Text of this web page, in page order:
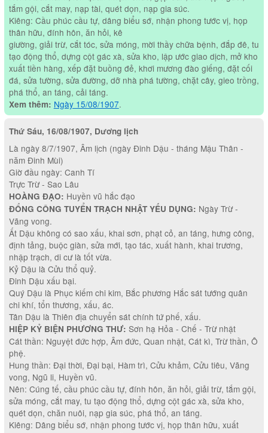
tắm gội, cắt may, nạp tài, quét dọn, nạp gia súc.
Kiêng: Cầu phúc cầu tự, dâng biểu sớ, nhận phong tước vị, họp
thân hữu, đính hôn, ăn hỏi, kê
giường, giải trừ, cắt tóc, sửa móng, mời thầy chữa bệnh, đắp đê, tu
tạo động thổ, dựng cột gác xà, sửa kho, lập ước giao dịch, mở kho
xuất tiền hàng, xếp đặt buồng đẻ, khơi mương đào giếng, đặt cối
đá, sửa tường, sửa đường, dỡ nhà phá tường, chặt cây, gieo trồng,
phá thổ, an táng, cải táng.
Xem thêm: Ngày 15/08/1907.
Thứ Sáu, 16/08/1907, Dương lịch
Là ngày 8/7/1907, Âm lịch (ngày Đinh Dậu - tháng Mậu Thân -
năm Đinh Mùi)
Giờ đầu ngày: Canh Tí
Trực Trừ - Sao Lâu
HOÀNG ĐẠO: Huyền vũ hắc đạo
ĐỔNG CÔNG TUYỂN TRẠCH NHẬT YẾU DỤNG: Ngày Trừ -
Vãng vong.
Ất Dậu không có sao xấu, khai sơn, phạt cỏ, an táng, hưng công,
định tảng, buộc giàn, sửa mới, tạo tác, xuất hành, khai trương,
nhập trạch, di cư là tốt vừa.
Kỷ Dậu là Cửu thổ quỷ.
Đinh Dậu xấu bại.
Quý Dậu là Phục kiếm chi kim, Bắc phương Hắc sát tướng quân
chi khí, tổn thương, xấu, ác.
Tân Dậu là Thiên địa chuyển sát chính tứ phế, xấu.
HIỆP KỶ BIỆN PHƯƠNG THƯ: Sơn hạ Hỏa - Chế - Trừ nhật
Cát thần: Nguyệt đức hợp, Âm đức, Quan nhật, Cát kì, Trừ thần, Ô
phệ.
Hung thần: Đại thời, Đại bại, Hàm trì, Cửu khảm, Cửu tiêu, Vãng
vong, Ngũ li, Huyền vũ.
Nên: Cúng tế, cầu phúc cầu tự, đính hôn, ăn hỏi, giải trừ, tắm gội,
sửa móng, cắt may, tu tạo động thổ, dựng cột gác xà, sửa kho,
quét dọn, chăn nuôi, nạp gia súc, phá thổ, an táng.
Kiêng: Dâng biểu sớ, nhận phong tước vị, họp thân hữu, xuất